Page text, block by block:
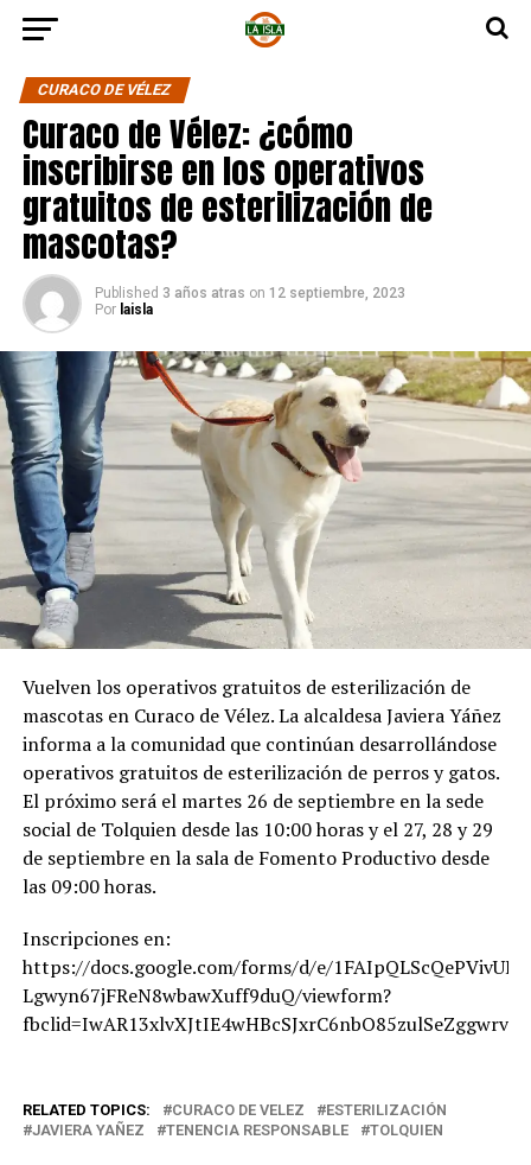
CURACO DE VÉLEZ
Curaco de Vélez: ¿cómo
inscribirse en los operativos
gratuitos de esterilización de
mascotas?
Published 3 años atras on 12 septiembre, 2023
Por laisla
Vuelven los operativos gratuitos de esterilización de
mascotas en Curaco de Vélez. La alcaldesa Javiera Yáñez
informa a la comunidad que continúan desarrollándose
operativos gratuitos de esterilización de perros y gatos.
El próximo será el martes 26 de septiembre en la sede
social de Tolquien desde las 10:00 horas y el 27, 28 y 29
de septiembre en la sala de Fomento Productivo desde
las 09:00 horas.
Inscripciones en:
https://docs.google.com/forms/d/e/
Lgwyn67jFReN8wbawXuff9duQ/viewform?
RELATED TOPICS: CURACO DE VELEZ
ESTERILIZACIÓN
JAVIERA YAÑEZ
TENENCIA RESPONSABLE TOLQUIEN